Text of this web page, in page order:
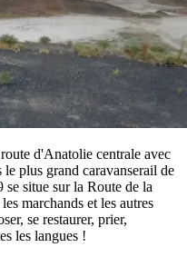
d'Anatolie centrale avec
plus grand caravanserail de
situe sur la Route de la
marchands et les autres
se restaurer, prier,
les langues !